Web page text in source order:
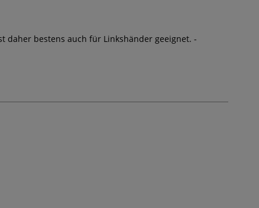
daher bestens auch für Linkshänder geeignet. -